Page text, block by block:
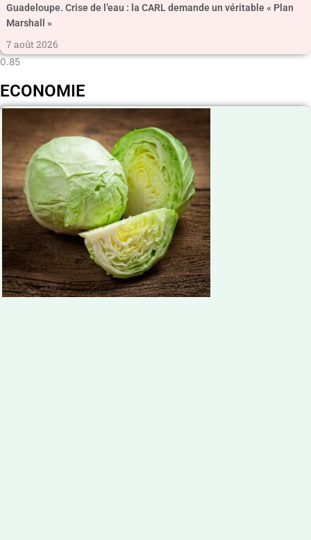
Guadeloupe. Crise de l’eau : la CARL demande un véritable « Plan
Marshall »
7 août 2026
ECONOMIE